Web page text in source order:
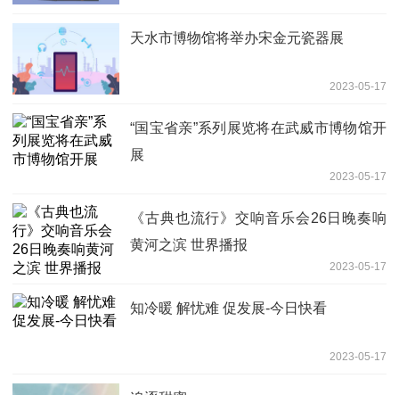
天水市博物馆将举办宋金元瓷器展
2023-05-17
“国宝省亲”系列展览将在武威市博物馆开
展
2023-05-17
《古典也流行》交响音乐会26日晚奏响
黄河之滨 世界播报
2023-05-17
知冷暖 解忧难 促发展-今日快看
2023-05-17